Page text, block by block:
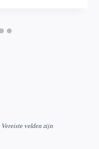
Vereiste velden zijn